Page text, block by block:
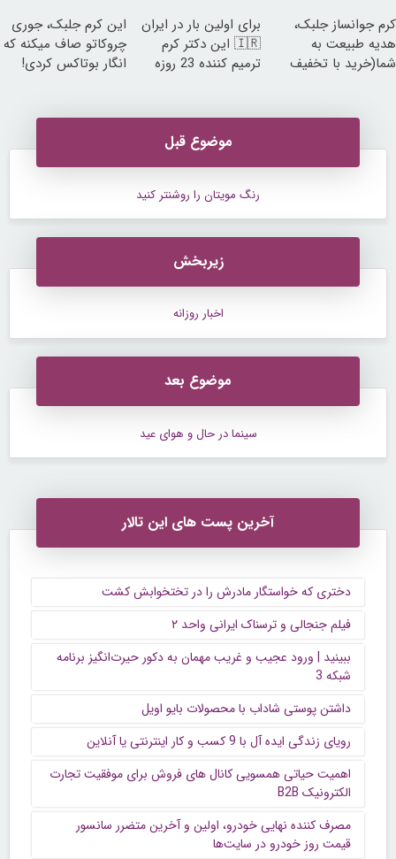
کرم جوانساز جلبک،
هدیه طبیعت به
شما(خرید با تخفیف
برای اولین بار در ایران
🇮🇷 این دکتر کرم
ترمیم کننده 23 روزه
این کرم جلبک، جوری
چروکاتو صاف میکنه که
انگار بوتاکس کردی!
موضوع قبل
رنگ مویتان را روشنتر کنید
زیربخش
اخبار روزانه
موضوع بعد
سینما در حال و هوای عید
آخرین پست های این تالار
دختری که خواستگار مادرش را در تختخوابش کشت
فیلم جنجالی و ترسناک ایرانی واحد ۲
ببینید | ورود عجیب و غریب مهمان به دکور حیرت‌انگیز برنامه
شبکه 3
داشتن پوستی شاداب با محصولات بایو اویل
رویای زندگی ایده آل با 9 کسب و کار اینترنتی یا آنلاین
اهمیت حیاتی همسویی کانال های فروش برای موفقیت تجارت
الکترونیک B2B
مصرف کننده نهایی خودرو، اولین و آخرین متضرر سانسور
قیمت روز خودرو در سایت‌ها